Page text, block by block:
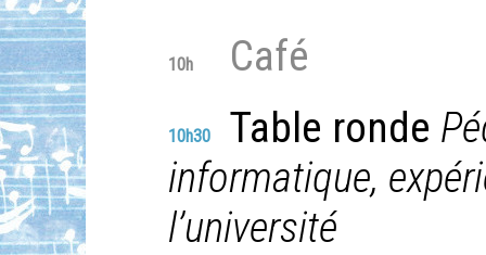
10h Café
10h30 Table ronde
informatique,
l’université